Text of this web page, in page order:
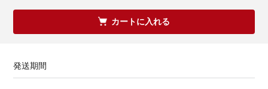
カートに入れる
発送期間